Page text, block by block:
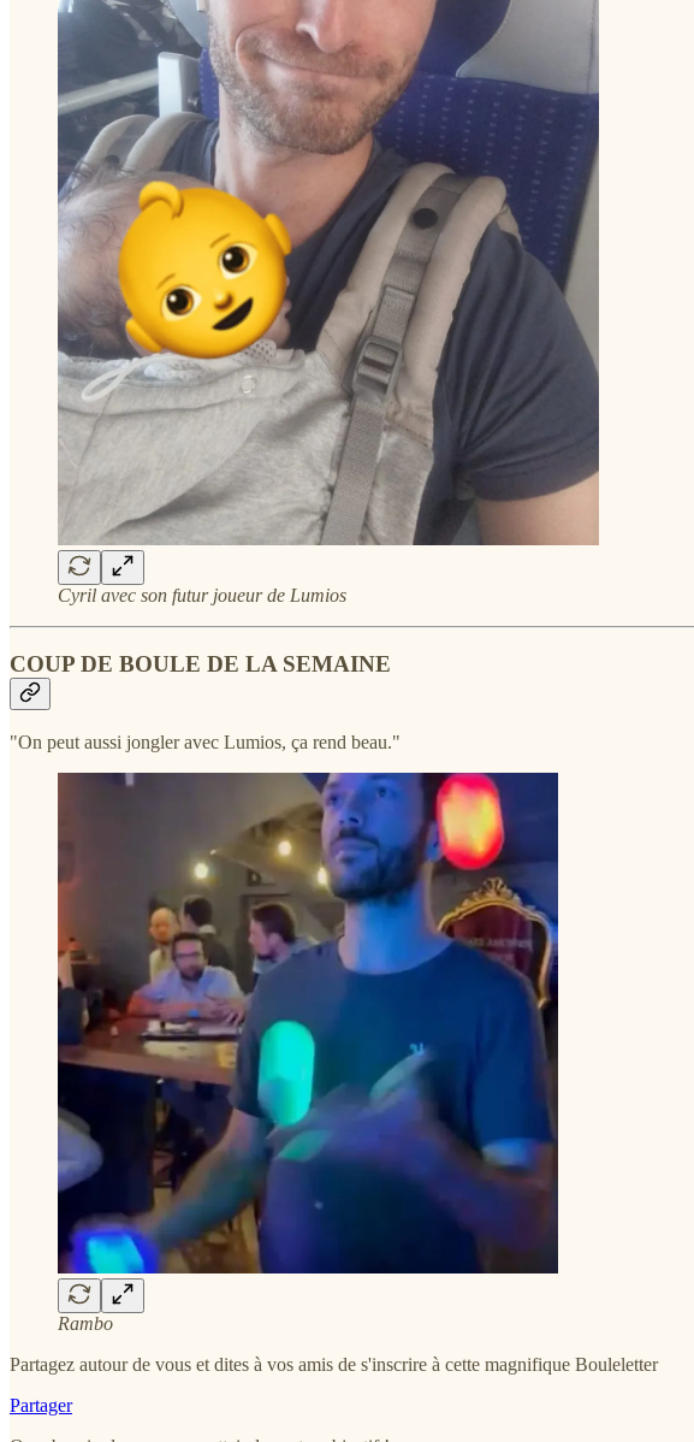
Cyril avec son futur joueur de Lumios
COUP DE BOULE DE LA SEMAINE
"On peut aussi jongler avec Lumios, ça rend beau."
Rambo
Partagez autour de vous et dites à vos amis de s'inscrire à cette magnifique Bouleletter
Partager